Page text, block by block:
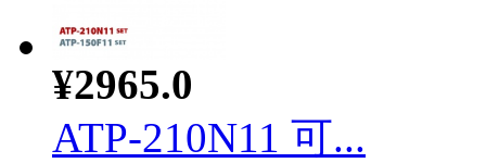
¥2965.0
ATP-210N11 可...